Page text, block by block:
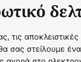
αποκλειστικές
σας στείλουμε